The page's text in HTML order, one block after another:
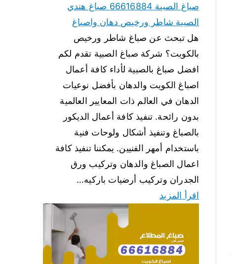
صباغ الصبية 66616884 صباغ هندي
الصبية شاطر ورخيص دهان واصباغ
هل تبحث عن صباغ شاطر ورخيص
بالكويت؟ شركة صباغ الصبية تقدم لكم
افضل صباغ بالصبية لأداء كافة أعمال
اصباغ الكويت والدهان بأفضل نوعيات
الدهان في العالم ذات المعايير العالمية
بدون رائحة. تنفيذ كافة أعمال الديكور
بالصباغ وتنفيذ أشكال ولوحات فنية
باستخدام أمهر الفنيين. يمكننا تنفيذ كافة
اعمال الصباغ والدهان وتركيب ورق
الجدران وتركيب أرضيات باركيه…
اقرأ المزيد